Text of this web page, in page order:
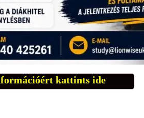
kattints ide